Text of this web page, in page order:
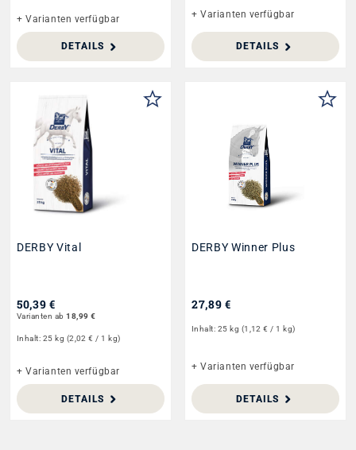
+ Varianten verfügbar
DETAILS
+ Varianten verfügbar
DETAILS
DERBY Vital
50,39 €
Varianten ab 18,99 €
Inhalt: 25 kg (2,02 € / 1 kg)
+ Varianten verfügbar
DETAILS
DERBY Winner Plus
27,89 €
Inhalt: 25 kg (1,12 € / 1 kg)
+ Varianten verfügbar
DETAILS